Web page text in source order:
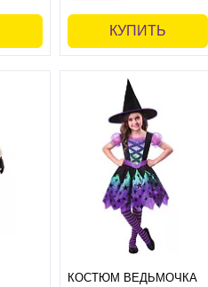
КУПИТЬ
КОСТЮМ ВЕДЬМОЧКА